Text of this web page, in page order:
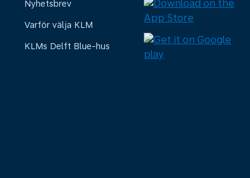
Nyhetsbrev
Varför välja KLM
KLMs Delft Blue-hus